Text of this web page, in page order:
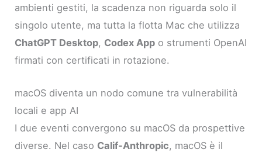
ambienti gestiti, la scadenza non riguarda solo il
singolo utente, ma tutta la flotta Mac che utilizza
ChatGPT Desktop, Codex App o strumenti OpenAI
firmati con certificati in rotazione.
macOS diventa un nodo comune tra vulnerabilità
locali e app AI
I due eventi convergono su macOS da prospettive
diverse. Nel caso Calif-Anthropic, macOS è il